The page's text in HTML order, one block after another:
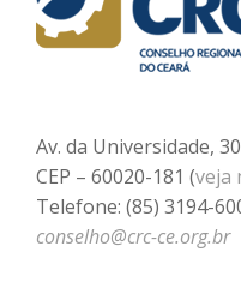
Av. da Universidade,
CEP – 60020-181 (veja
Telefone: (85) 3194-
conselho@crc-ce.org.br